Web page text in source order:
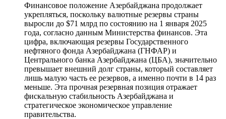
Финансовое положение Азербайджана продолжает
укрепляться, поскольку валютные резервы страны
выросли до $71 млрд по состоянию на 1 января 2025
года, согласно данным Министерства финансов. Эта
цифра, включающая резервы Государственного
нефтяного фонда Азербайджана (ГНФАР) и
Центрального банка Азербайджана (ЦБА), значительно
превышает внешний долг страны, который составляет
лишь малую часть ее резервов, а именно почти в 14 раз
меньше. Эта прочная резервная позиция отражает
фискальную стабильность Азербайджана и
стратегическое экономическое управление
правительства.